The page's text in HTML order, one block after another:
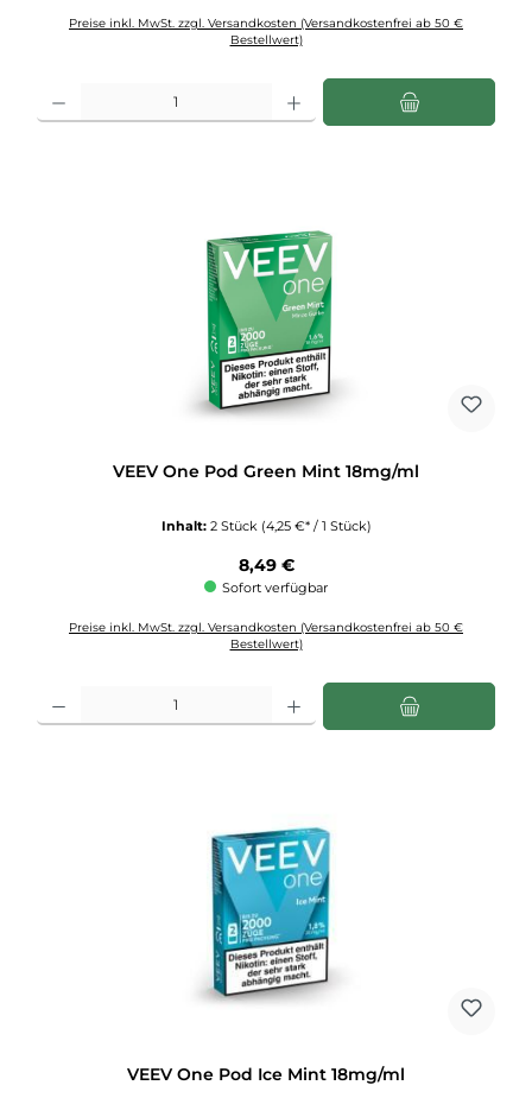
Preise inkl. MwSt. zzgl. Versandkosten (Versandkostenfrei ab 50 €
Bestellwert)
Produkt Anzahl: Gib den gewünschten Wert ein oder benutze die Schaltflächen
VEEV One Pod Green Mint 18mg/ml
Inhalt: 2 Stück (4,25 €* / 1 Stück)
Regulärer Preis:
8,49 €
Sofort verfügbar
Preise inkl. MwSt. zzgl. Versandkosten (Versandkostenfrei ab 50 €
Bestellwert)
Produkt Anzahl: Gib den gewünschten Wert ein oder benutze die Schaltflächen
VEEV One Pod Ice Mint 18mg/ml